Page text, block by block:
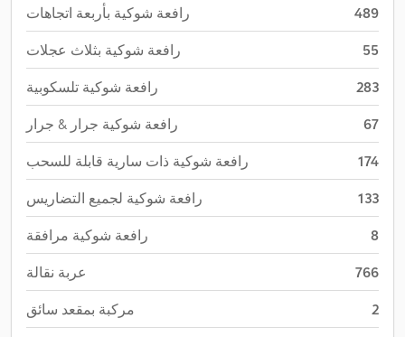
رافعة شوكية بأربعة اتجاهات 489
رافعة شوكية بثلاث عجلات 55
رافعة شوكية تلسكوبية 283
رافعة شوكية جرار & جرار 67
رافعة شوكية ذات سارية قابلة للسحب 174
رافعة شوكية لجميع التضاريس 133
رافعة شوكية مرافقة 8
عربة نقالة 766
مركبة بمقعد سائق 2